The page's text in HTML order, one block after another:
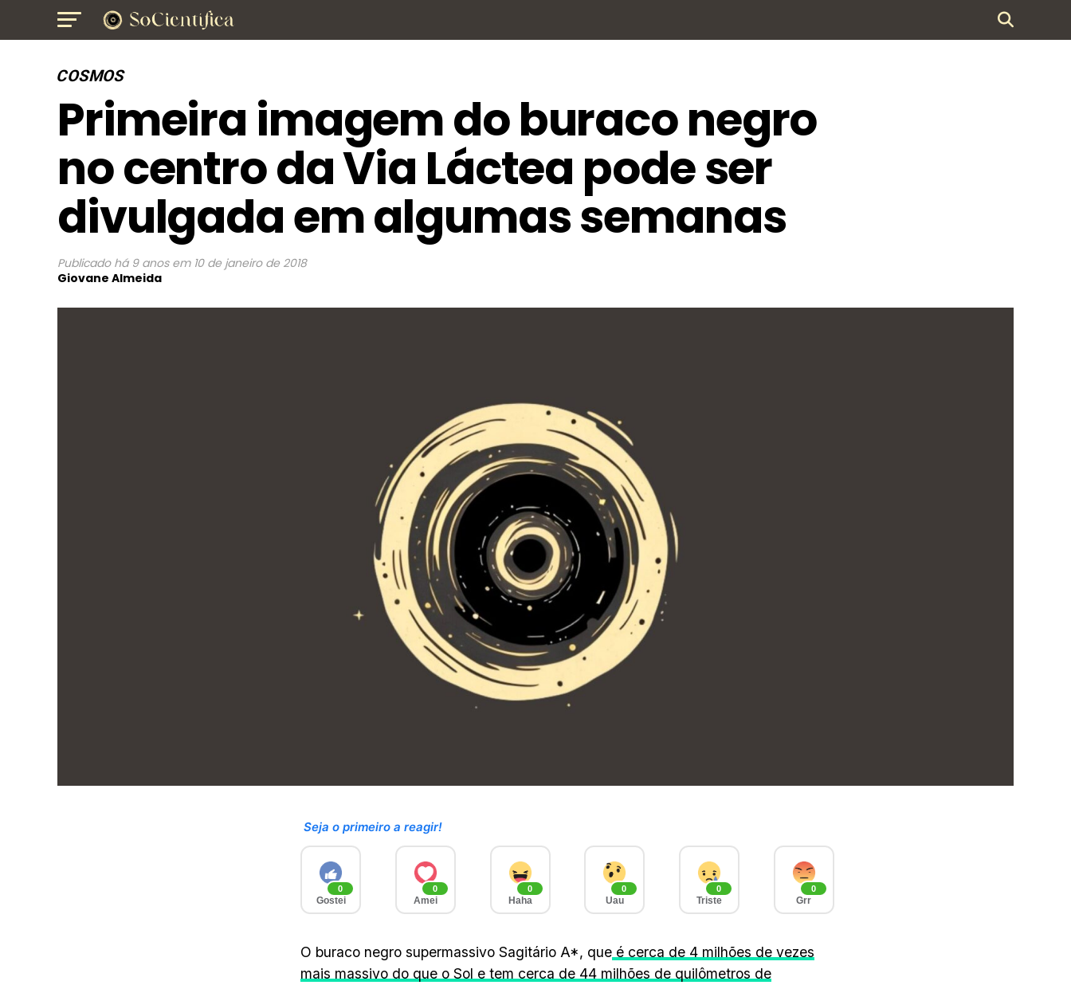
COSMOS
Primeira imagem do buraco negro
no centro da Via Láctea pode ser
divulgada em algumas semanas
Publicado há 9 anos em 10 de janeiro de 2018
Giovane Almeida
Seja o primeiro a reagir!
0
Gostei
0
Amei
0
Haha
0
Uau
0
Triste
0
Grr
O buraco negro supermassivo Sagitário A*, que é cerca de 4 milhões de vezes
mais massivo do que o Sol e tem cerca de 44 milhões de quilômetros de